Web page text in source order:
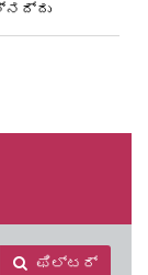
ಫಿಲ್ಟರ್